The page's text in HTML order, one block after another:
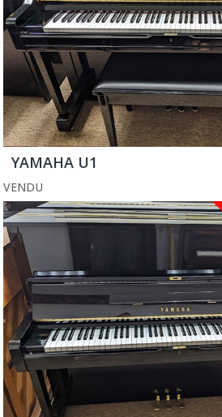
YAMAHA U1
VENDU